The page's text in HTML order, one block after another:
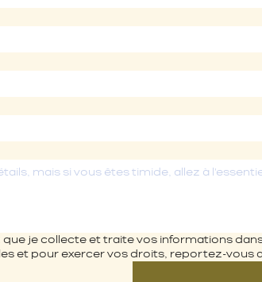
je collecte et traite vos informations
et pour exercer vos droits, reportez-vous